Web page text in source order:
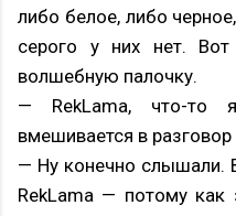
либо белое, либо
серого у них нет.
волшебную палочку.
— RekLama, что-
вмешивается в
— Ну конечно слышали.
RekLama — потому как